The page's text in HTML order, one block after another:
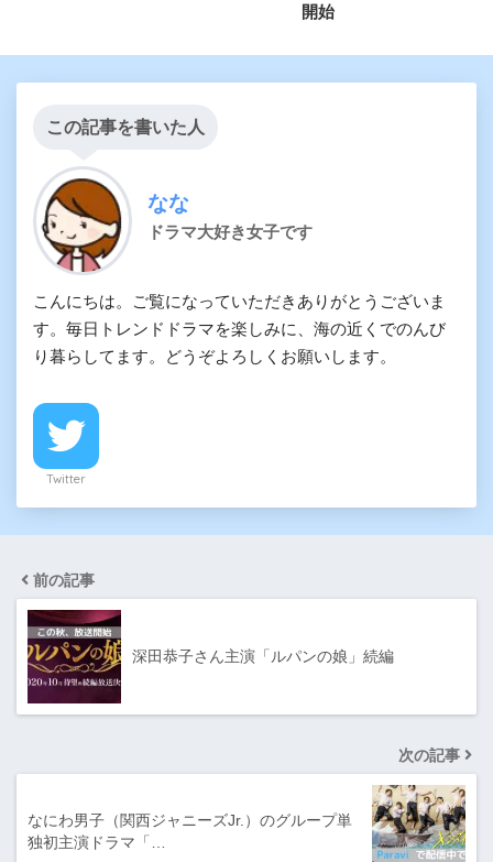
開始
この記事を書いた人
なな
ドラマ大好き女子です
こんにちは。ご覧になっていただきありがとうございま
す。毎日トレンドドラマを楽しみに、海の近くでのんび
り暮らしてます。どうぞよろしくお願いします。
Twitter
前の記事
深田恭子さん主演「ルパンの娘」続編
次の記事
なにわ男子（関西ジャニーズJr.）のグループ単
独初主演ドラマ「…